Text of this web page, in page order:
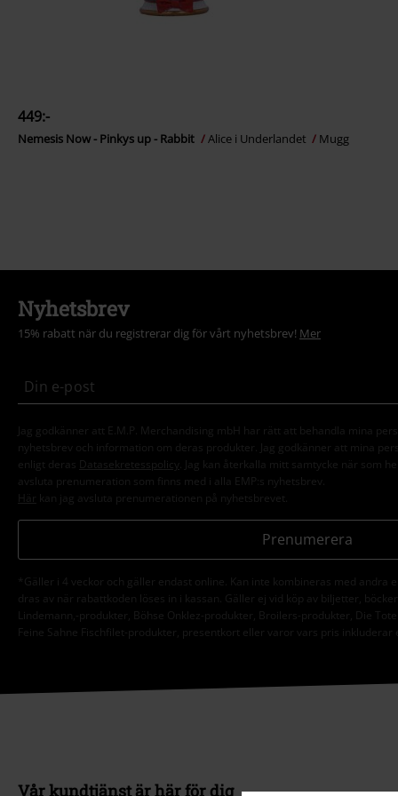
449:-
Nemesis Now - Pinkys up - Rabbit Alice i Underlandet Mugg
Nyhetsbrev
15% rabatt när du registrerar dig för vårt nyhetsbrev! Mer
Jag godkänner att E.M.P. Merchandising mbH har rätt att behandla mina
nyhetsbrev och information om deras produkter. Jag godkänner att mina
enligt deras
Datasekretesspolicy
. Jag kan återkalla mitt samtycke när som
avsluta prenumeration som finns med i alla EMP:s nyhetsbrev.
Här kan jag avsluta prenumerationen på nyhetsbrevet.
Prenumerera
*Gäller i 4 veckor och gäller endast online. Kan inte kombineras med andra
dras av när rabattkoden löses in i kassan. Gäller ej vid köp av biljetter,
Lindemann,-produkter, Böhse Onklez-produkter, Broilers-produkter, Die
Feine Sahne Fischfilet-produkter, presentkort eller varor vars pris inkluderar
Vår kundtjänst är här för dig